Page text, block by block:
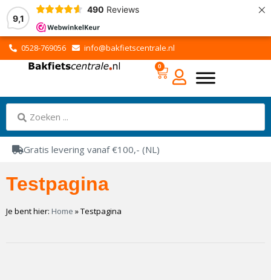
9,1
490 Reviews ×
0528-769056 info@bakfietscentrale.nl
0
Gratis levering vanaf €100,- (NL)
Testpagina
Je bent hier: Home »Testpagina